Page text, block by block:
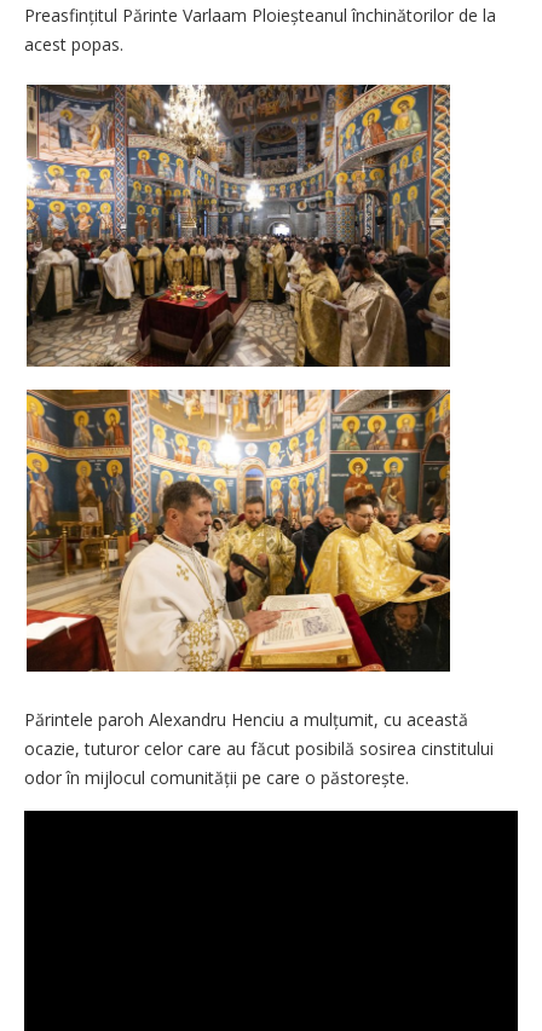
Preasfințitul Părinte Varlaam Ploieșteanul închinătorilor de la
acest popas.
Părintele paroh Alexandru Henciu a mulțumit, cu această
ocazie, tuturor celor care au făcut posibilă sosirea cinstitului
odor în mijlocul comunității pe care o păstorește.